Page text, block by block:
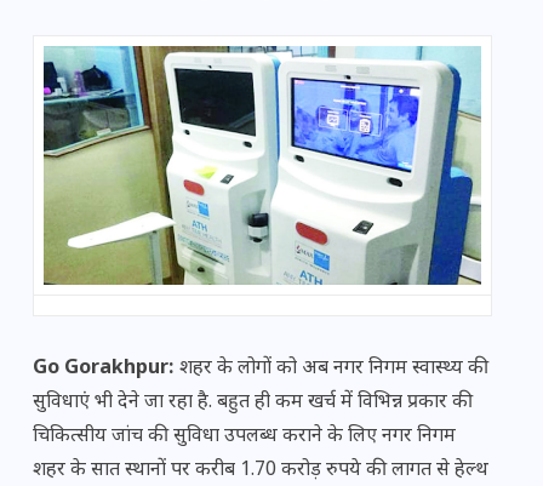
Go Gorakhpur: शहर के लोगों को अब नगर निगम स्वास्थ्य की
सुविधाएं भी देने जा रहा है. बहुत ही कम खर्च में विभिन्न प्रकार की
चिकित्सीय जांच की सुविधा उपलब्ध कराने के लिए नगर निगम
शहर के सात स्थानों पर करीब 1.70 करोड़ रुपये की लागत से हेल्थ